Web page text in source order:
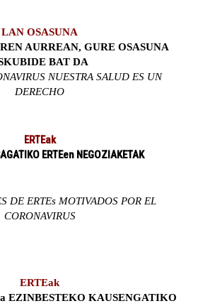
LAN OSASUNA
AURREAN, GURE OSASUNA
BAT DA
NUESTRA SALUD ES UN
DERECHO
ERTEak
ERTEen NEGOZIAKETAK
DE ERTEs MOTIVADOS POR EL
CORONAVIRUS
ERTEak
EZINBESTEKO KAUSENGATIKO